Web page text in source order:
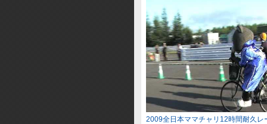
2009全日本ママチャリ12時間耐久レ